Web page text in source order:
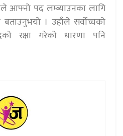
आफ्नो पद लम्ब्याउनका लागि
। उहाँले सर्वोच्चको
रक्षा गरेको धारणा पनि